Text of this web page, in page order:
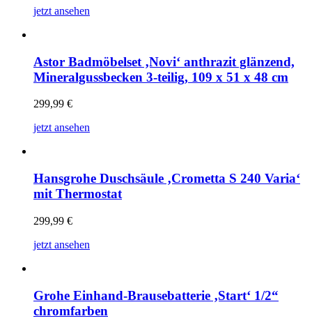
jetzt ansehen
Astor Badmöbelset ‚Novi‘ anthrazit glänzend,
Mineralgussbecken 3-teilig, 109 x 51 x 48 cm
299,99 €
jetzt ansehen
Hansgrohe Duschsäule ‚Crometta S 240 Varia‘
mit Thermostat
299,99 €
jetzt ansehen
Grohe Einhand-Brausebatterie ‚Start‘ 1/2“
chromfarben